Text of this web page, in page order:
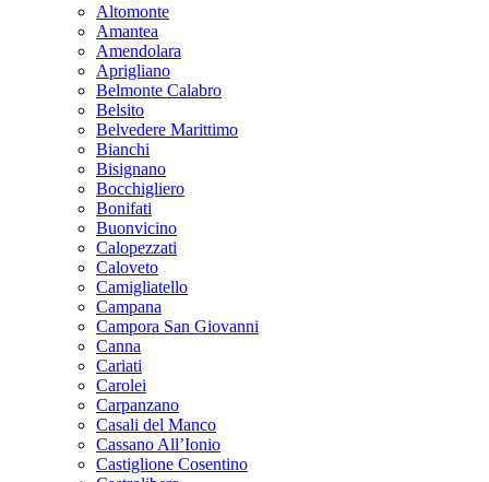
Altomonte
Amantea
Amendolara
Aprigliano
Belmonte Calabro
Belsito
Belvedere Marittimo
Bianchi
Bisignano
Bocchigliero
Bonifati
Buonvicino
Calopezzati
Caloveto
Camigliatello
Campana
Campora San Giovanni
Canna
Cariati
Carolei
Carpanzano
Casali del Manco
Cassano All’Ionio
Castiglione Cosentino